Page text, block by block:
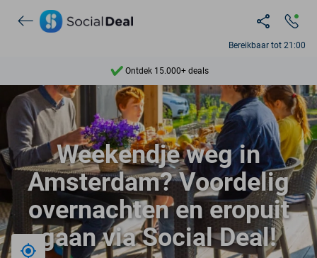
Bereikbaar tot 21:00
7 dagen per week beschikbaar
10+ miljoen leden
9,4
Ontdek 15.000+ deals
Weekendje weg in
Amsterdam? Voordelig
overnachten en eropuit
gaan via Social Deal!
Bij mij in de buurt